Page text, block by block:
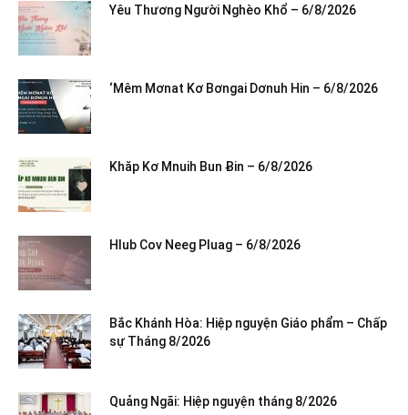
Yêu Thương Người Nghèo Khổ – 6/8/2026
‘Mêm Mơnat Kơ Bơngai Dơnuh Hin – 6/8/2026
Khăp Kơ Mnuih Bun Ƀin – 6/8/2026
Hlub Cov Neeg Pluag – 6/8/2026
Bắc Khánh Hòa: Hiệp nguyện Giáo phẩm – Chấp
sự Tháng 8/2026
Quảng Ngãi: Hiệp nguyện tháng 8/2026